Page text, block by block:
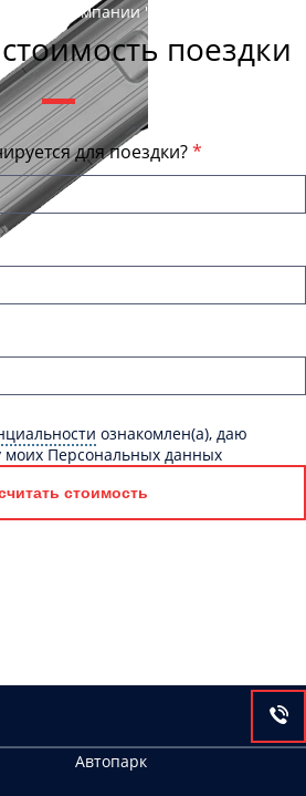
компании "СамараПеревозки"
поездки
для поездки?
ознакомлен(а), даю
моих Персональных данных
стоимость
Автопарк